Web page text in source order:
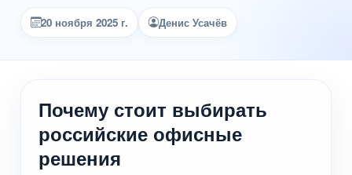
20 ноября 2025 г. Денис Усачёв
Почему стоит выбирать
российские офисные
решения